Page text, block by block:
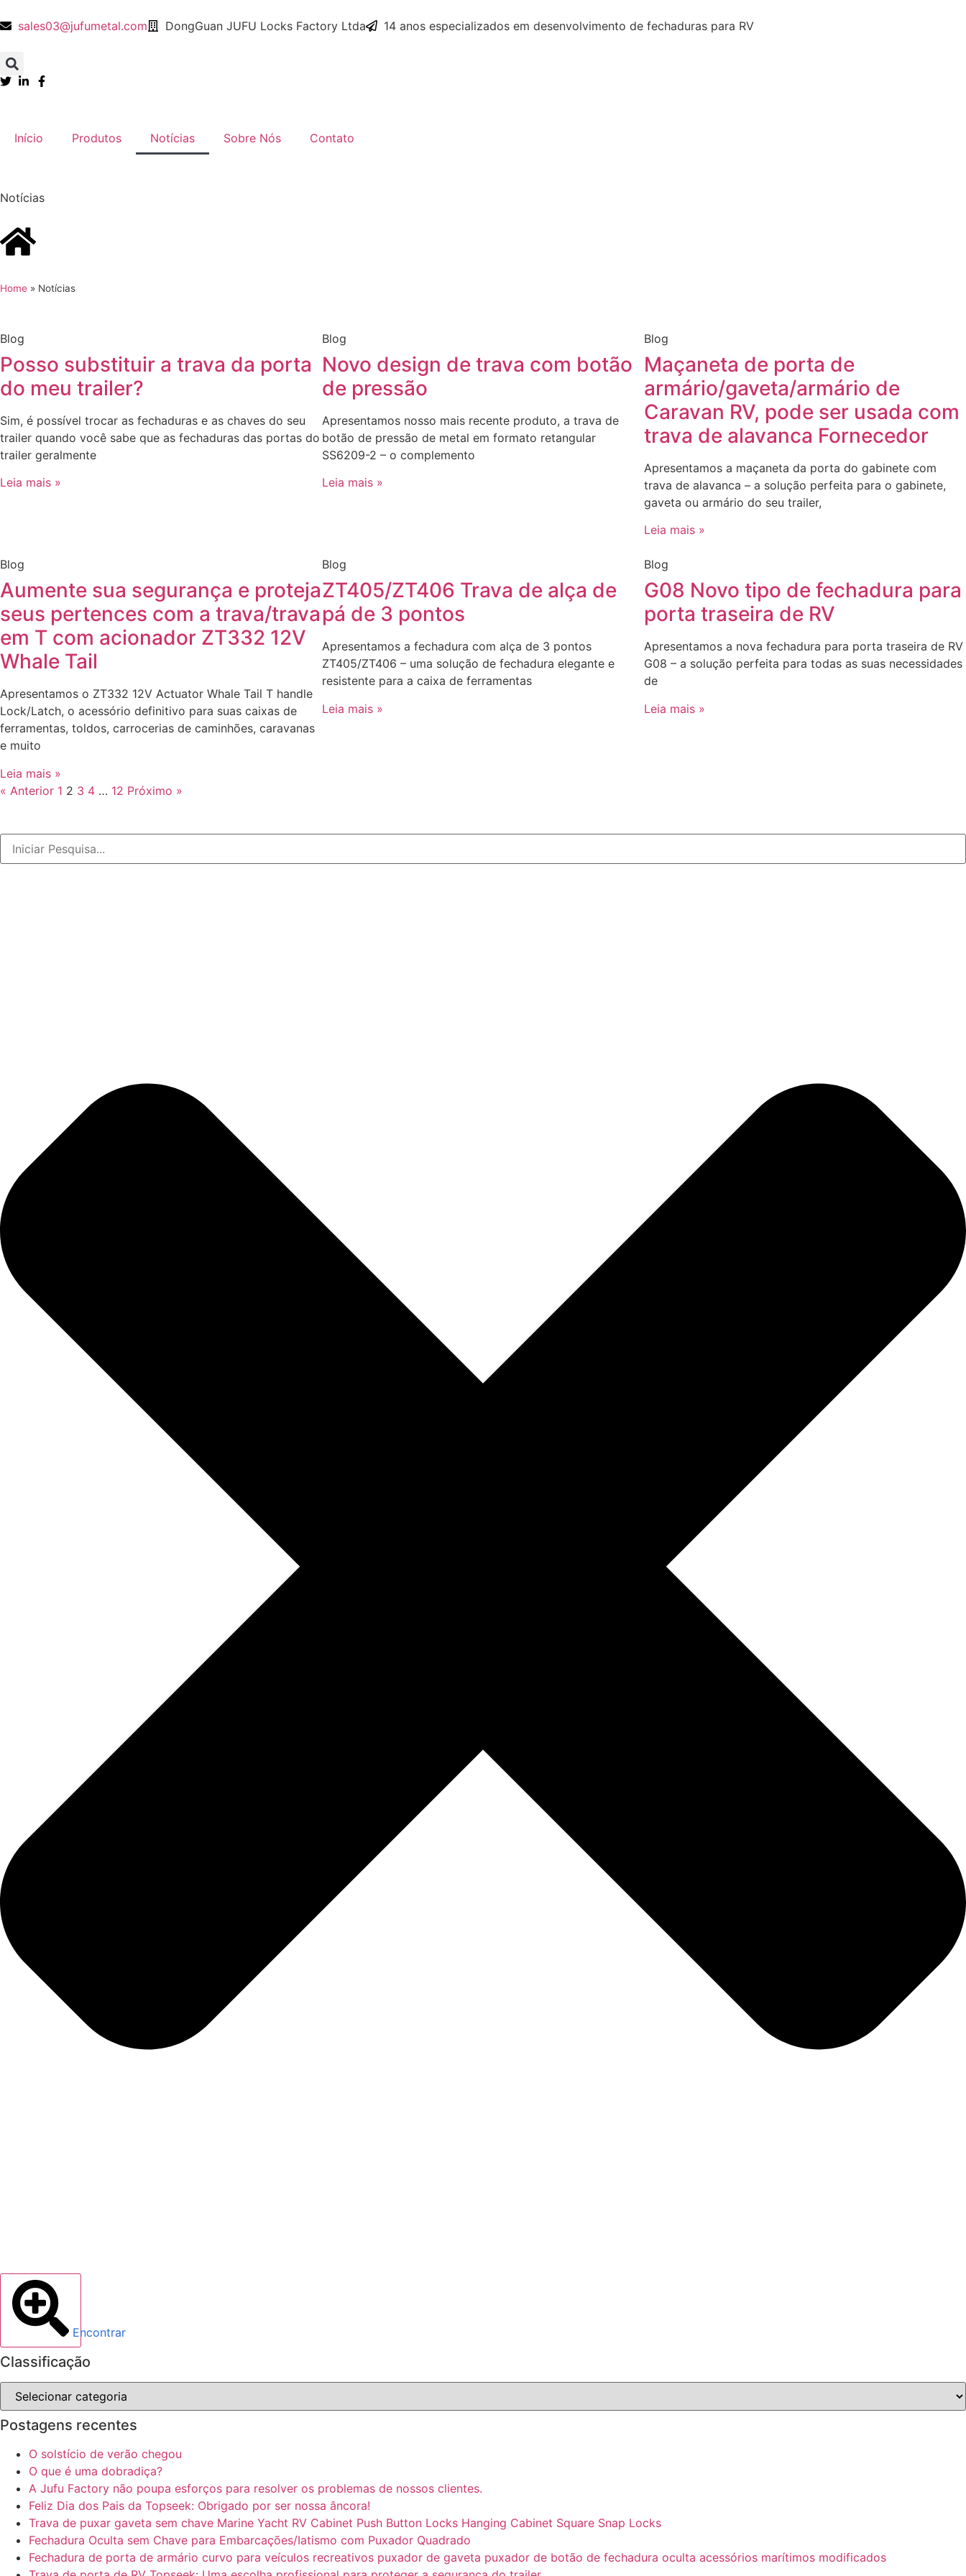
sales03@jufumetal.com DongGuan JUFU Locks Factory Ltda 14 anos especializados em desenvolvimento de fechaduras para RV
​Início Produtos Notícias ​Sobre Nós ​Contato
Notícias
Home » Notícias
Blog
Posso substituir a trava da porta
do meu trailer?
Sim, é possível trocar as fechaduras e as chaves do seu
trailer quando você sabe que as fechaduras das portas do
trailer geralmente
Leia mais »
Blog
Novo design de trava com botão
de pressão
Apresentamos nosso mais recente produto, a trava de
botão de pressão de metal em formato retangular
SS6209-2 – o complemento
Leia mais »
Blog
Maçaneta de porta de
armário/gaveta/armário de
Caravan RV, pode ser usada com
trava de alavanca Fornecedor
Apresentamos a maçaneta da porta do gabinete com
trava de alavanca – a solução perfeita para o gabinete,
gaveta ou armário do seu trailer,
Leia mais »
Blog
Aumente sua segurança e proteja
seus pertences com a trava/trava
em T com acionador ZT332 12V
Whale Tail
Apresentamos o ZT332 12V Actuator Whale Tail T handle
Lock/Latch, o acessório definitivo para suas caixas de
ferramentas, toldos, carrocerias de caminhões, caravanas
e muito
Leia mais »
Blog
ZT405/ZT406 Trava de alça de
pá de 3 pontos
Apresentamos a fechadura com alça de 3 pontos
ZT405/ZT406 – uma solução de fechadura elegante e
resistente para a caixa de ferramentas
Leia mais »
Blog
G08 Novo tipo de fechadura para
porta traseira de RV
Apresentamos a nova fechadura para porta traseira de RV
G08 – a solução perfeita para todas as suas necessidades
de
Leia mais »
« Anterior 1 2 3 4 … 12 Próximo »
​Encontrar
Classificação
Postagens recentes
O solstício de verão chegou
O que é uma dobradiça?
A Jufu Factory não poupa esforços para resolver os problemas de nossos clientes.
Feliz Dia dos Pais da Topseek: Obrigado por ser nossa âncora!
Trava de puxar gaveta sem chave Marine Yacht RV Cabinet Push Button Locks Hanging Cabinet Square Snap Locks
​​Fechadura Oculta sem Chave para Embarcações/Iatismo com Puxador Quadrado​​
​​​​Fechadura de porta de armário curvo para veículos recreativos puxador de gaveta puxador de botão de fechadura oculta acessórios marítimos modificados